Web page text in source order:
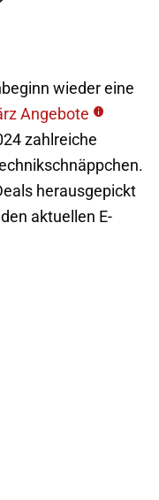
wieder eine
Angebote
zahlreiche
herausgepickt
aktuellen E-